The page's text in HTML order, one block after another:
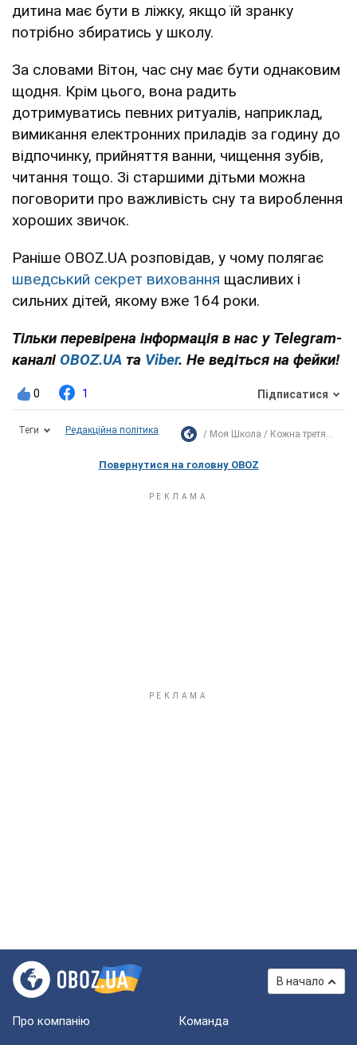
дитина має бути в ліжку, якщо їй зранку
потрібно збиратись у школу.
За словами Вітон, час сну має бути однаковим
щодня. Крім цього, вона радить
дотримуватись певних ритуалів, наприклад,
вимикання електронних приладів за годину до
відпочинку, прийняття ванни, чищення зубів,
читання тощо. Зі старшими дітьми можна
поговорити про важливість сну та вироблення
хороших звичок.
Раніше OBOZ.UA розповідав, у чому полягає
шведський секрет виховання щасливих і
сильних дітей, якому вже 164 роки.
Тільки перевірена інформація в нас у Telegram-
каналі OBOZ.UA та Viber. Не ведіться на фейки!
0 1 Підписатися
Теги Редакційна політика Моя Школа Кожна третя...
Повернутися на головну OBOZ
В начало
Про компанію Команда